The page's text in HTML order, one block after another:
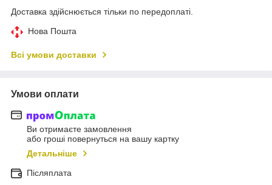
Доставка здійснюється тільки по передоплаті.
Нова Пошта
Всі умови доставки
Умови оплати
Ви отримаєте замовлення
або гроші повернуться на вашу картку
Детальніше
Післяплата